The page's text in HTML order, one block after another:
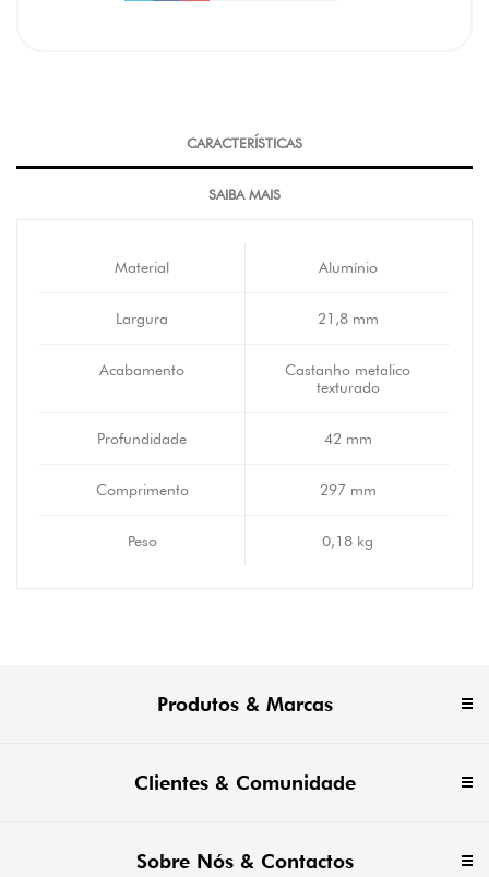
CARACTERÍSTICAS
SAIBA MAIS
Material Alumínio
Largura 21,8 mm
Acabamento
Castanho metalico
texturado
Profundidade 42 mm
Comprimento 297 mm
Peso 0,18 kg
Produtos & Marcas
Clientes & Comunidade
Sobre Nós & Contactos